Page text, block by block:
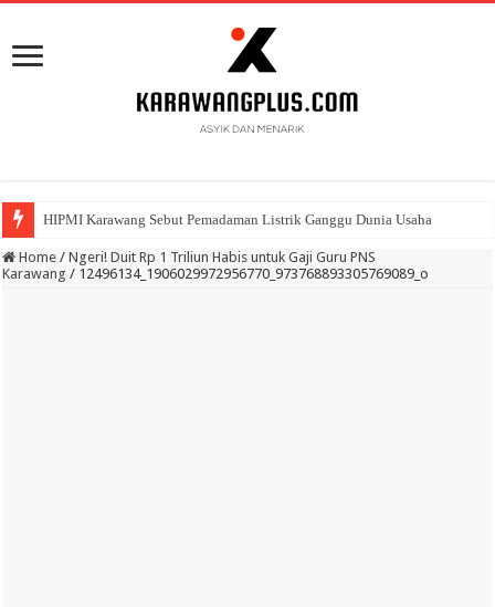
BPK Ganjar WTP ke 11 Pada Laporan Keuangan Pemda Karawang
Home / Ngeri! Duit Rp 1 Triliun Habis untuk Gaji Guru PNS
Karawang / 12496134_1906029972956770_973768893305769089_o